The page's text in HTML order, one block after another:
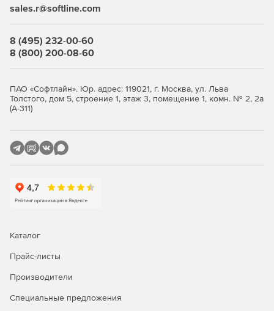
sales.r@softline.com
8 (495) 232-00-60
8 (800) 200-08-60
ПАО «Софтлайн». Юр. адрес: 119021, г. Москва, ул. Льва
Толстого, дом 5, строение 1, этаж 3, помещение 1, комн. № 2, 2а
(А-311)
Каталог
Прайс-листы
Производители
Специальные предложения